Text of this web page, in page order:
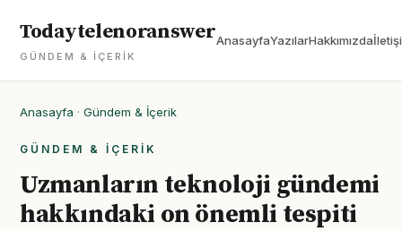
Todaytelenoranswer
GÜNDEM & İÇERIK
AnasayfaYazılarHakkımızda
Anasayfa · Gündem & İçerik
GÜNDEM & İÇERIK
Uzmanların teknoloji gündemi
hakkındaki on önemli tespiti